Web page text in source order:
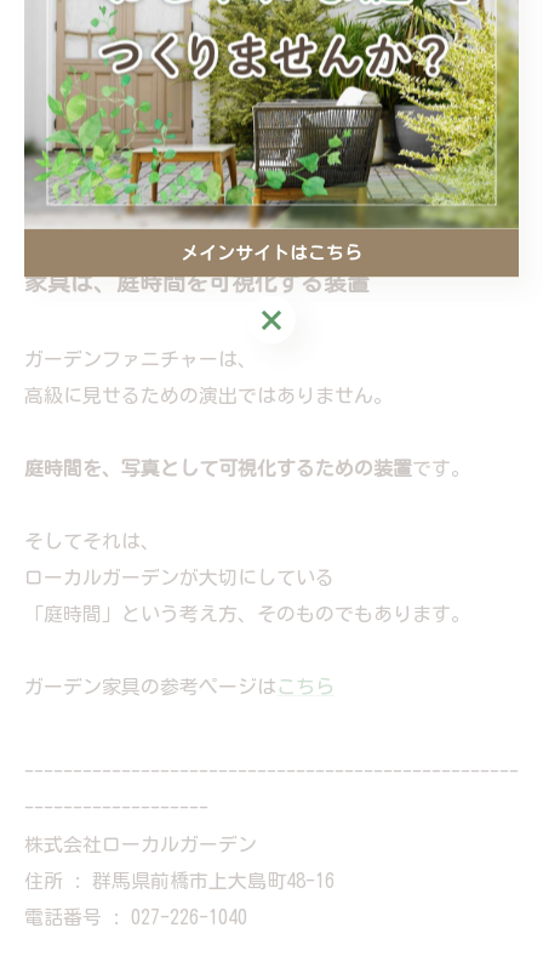
そこに人がいる。
それだけで、
外構は「商品」ではなく、
暮らしの提案になります。
家具は、庭時間を可視化する装置
ガーデンファニチャーは、
高級に見せるための演出ではありません。
庭時間を、写真として可視化するための装置です。
そしてそれは、
ローカルガーデンが大切にしている
「庭時間」という考え方、そのものでもあります。
ガーデン家具の参考ページは こちら
---------------------------------------------------
-------------------
株式会社ローカルガーデン
住所 : 群馬県前橋市上大島町48-16
電話番号 : 027-226-1040
メインサイトはこちら
メインサイトはこちら